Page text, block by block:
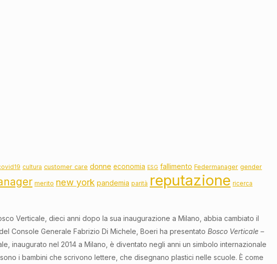
cultura customer care donne economia ESG fallimento Federmanager gender
merito new york pandemia parità reputazione ricerca
Verticale, dieci anni dopo la sua inaugurazione a Milano, abbia cambiato il
Console Generale Fabrizio Di Michele, Boeri ha presentato Bosco Verticale –
inaugurato nel 2014 a Milano, è diventato negli anni un simbolo internazionale
i bambini che scrivono lettere, che disegnano plastici nelle scuole. È come